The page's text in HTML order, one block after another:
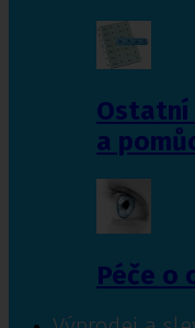
Ostatní
a
Péče o